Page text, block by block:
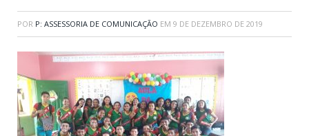
POR P: ASSESSORIA DE COMUNICAÇÃO EM 9 DE DEZEMBRO DE 2019